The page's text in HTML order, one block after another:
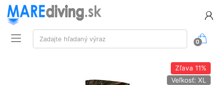
Vyhľadávanie:
Zadajte hľadaný výraz
0
Zľava 11%
Veľkosť: XL